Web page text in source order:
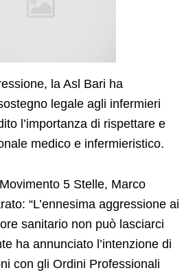
la Asl Bari ha
legale agli infermieri
l’importanza di rispettare e
medico e infermieristico.
5 Stelle, Marco
“L’ennesima aggressione ai
sanitario non può lasciarci
ha annunciato l’intenzione di
con gli Ordini Professionali